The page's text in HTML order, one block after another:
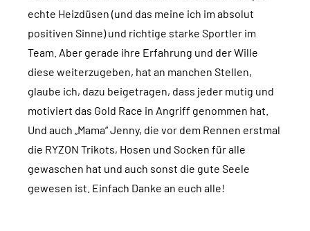
echte Heizdüsen (und das meine ich im absolut
positiven Sinne) und richtige starke Sportler im
Team. Aber gerade ihre Erfahrung und der Wille
diese weiterzugeben, hat an manchen Stellen,
glaube ich, dazu beigetragen, dass jeder mutig und
motiviert das Gold Race in Angriff genommen hat.
Und auch „Mama“ Jenny, die vor dem Rennen erstmal
die RYZON Trikots, Hosen und Socken für alle
gewaschen hat und auch sonst die gute Seele
gewesen ist. Einfach Danke an euch alle!